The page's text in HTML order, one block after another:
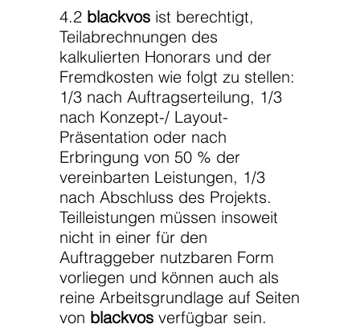
4.2 blackvos ist berechtigt,
Teilabrechnungen des
kalkulierten Honorars und der
Fremdkosten wie folgt zu stellen:
1/3 nach Auftragserteilung, 1/3
nach Konzept-/ Layout-
Präsentation oder nach
Erbringung von 50 % der
vereinbarten Leistungen, 1/3
nach Abschluss des Projekts.
Teilleistungen müssen insoweit
nicht in einer für den
Auftraggeber nutzbaren Form
vorliegen und können auch als
reine Arbeitsgrundlage auf Seiten
von blackvos verfügbar sein.